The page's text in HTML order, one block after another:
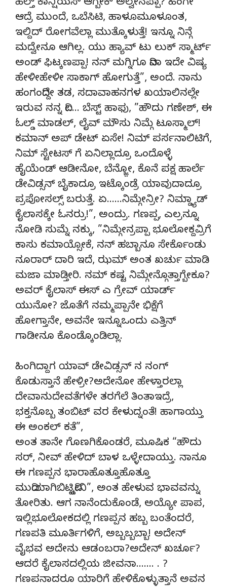
ಹೆಲ್ತ್ ಕಾನ್ಷಿಯಸ್ ಆಗ್ಬೇಕ್ ಅಲ್ವೇನಪ್ಪಾ? ಹಿಂಗೇ
ಆದ್ರೆ ಮುಂದೆ, ಒಬೆಸಿಟಿ, ಹಾಳೂಮೂಳೂಂತ,
ಇಲ್ದಿದ್ ರೋಗವೆಲ್ಲಾ ಮುತ್ಕೊಳುತ್ತೆ! ಇನ್ನೂ ನಿನ್ಗೆ
ಮದ್ವೇನೂ ಆಗಿಲ್ಲ. ಯು ಹ್ಯಾವ್ ಟು ಲುಕ್ ಸ್ಮಾರ್ಟ್
ಅಂಡ್ ಫಿಟ್ಕಣಪ್ಪಾ! ನನ್ ಮಗ್ನಿಗೂ ದಿನಾ ಇದೇ ವಿಷ್ಯ
ಹೇಳೀಹೇಳೀ ಸಾಕಾಗ್ ಹೋಗುತ್ತೆ”, ಅಂದೆ. ನಾನು
ಹಂಗಂದಿದ್ದೇ ತಡ, ಸದಾವಾಹನಗಳ ಖಯಾಲಿನಲ್ಲೇ
ಇರುವ ನನ್ನ ದೀ…. ಬೆಸ್ಟ್ ಹಾಫು, ”ಹೌದು ಗಣೇಶ್, ಈ
ಓಲ್ಡ್ ಮಾಡಲ್, ಲೈವ್ ಮೌಸು ನಿಮ್ಗೆ ಟೂಸ್ಮಾಲ್!
ಕಮಾನ್ ಅಪ್ ಡೇಟ್ ಏಸೇ! ನಿಮ್ ಪರ್ಸನಾಲಿಟಿಗೆ,
ನಿಮ್ ಸ್ಟೇಟಸ್ ಗೆ ಏನಿಲ್ಲಾದ್ರೂ ಒಂದೊಳ್ಳೆ
ಹೈಯೆಂಡ್ ಆಡೀನೋ, ಬೆನ್ಜ಼ೋ, ಕೊನೆ ಪಕ್ಷ ಹಾರ್ಲೆ
ಡೇವಿಡ್ಸನ್ ಬೈಕಾದ್ರೂ ಇಟ್ಕೊಂಡ್ರೆ ಯಾವುದಾದ್ರೂ
ಪ್ರಪೋಸಲ್ಸ್ ಬರುತ್ತೆ. ಏ……ನಿಮ್ಗೇನ್ರೀ? ನಿಮ್ಡ್ಯಾಡ್
ಕೈಲಾಸಕ್ಕೇ ಓನರ್ರು!”, ಅಂದ್ರು. ಗಣಪ್ಪ, ಎಲ್ರನ್ನೂ
ನೋಡಿ ಸುಮ್ನೆ ನಕ್ಕು, ”ನಿಮ್ಗೇನ್ರಪ್ಪಾ ಭೂಲೋಕ್ದವ್ರಿಗೆ
ಕಾಸು ಕಮಾಯ್ಸೋಕೆ, ನನ್ ಹಬ್ಬಾನೂ ಸೇರ್ಕೊಂಡು
ನೂರಾರ್ ದಾರಿ ಇದೆ, ಝಮ್ ಅಂತ ಖರ್ಚು ಮಾಡಿ
ಮಜಾ ಮಾಡ್ತೀರಿ. ನಮ್ ಕಷ್ಟ ನಿಮ್ಗೇನ್ಗೊತ್ತಾಗ್ಬೇಕೂ?
ಅವರ್ ಕೈಲಾಸ್ ಈಸ್ ಎ ಗ್ರೇವ್ ಯಾರ್ಡ್
ಯುನೋ? ಜೊತೆಗೆ ನಮ್ಮಪ್ಪಾನೇ ಭಿಕ್ಷೆಗೆ
ಹೋಗ್ತಾನೇ, ಅವನೇ ಇನ್ನೂಒಂದು ಎತ್ತಿನ್
ಗಾಡೀನೂ ಕೊಂಡ್ಕೊಂಡಿಲ್ಲಾ.
ಹಿಂಗಿದ್ದಾಗ ಯಾವ್ ಡೇವಿಡ್ಸನ್ ನ ನಂಗ್
ಕೊಡುಸ್ತಾನೆ ಹೇಳ್ರೀ?ಅದೇನೋ ಹೇಳ್ತಾರಲ್ಲಾ
ದೇವಾನುದೇವತೆಗಳೇ ತರಗೆಲೆ ತಿಂತಾಇದ್ರೆ,
ಭಕ್ತನೊಬ್ಬ ತಂಬಿಟ್ ವರ ಕೇಳುದ್ನಂತೆ! ಹಾಗಾಯ್ತು
ಈ ಅಂಕಲ್ ಕತೆ”,
ಅಂತ ತಾನೇ ಗೊಣಗಿಕೊಂಡರೆ, ಮೂಷಿಕ “ಹೌದು
ಸರ್, ನೀವ್ ಹೇಳಿದ್ ಬಾಳ ಒಳ್ಳೇದಾಯ್ತು. ನಾನೂ
ಈ ಗಣಪ್ಪನ ಭಾರಾಹೊತ್ತೂಹೊತ್ತೂ
ಮುದಿಯಾಗಿಬಿಟ್ಟಿದ್ದೀನಿ”, ಅಂತ ಹೇಳುವ ಭಾವವನ್ನು
ತೋರಿತು. ಆಗ ನಾನೆಂದುಕೊಂಡೆ, ಅಯ್ಯೋ ಪಾಪ,
ಇಲ್ಲಿಭೂಲೋಕದಲ್ಲಿ ಗಣಪ್ಪನ ಹಬ್ಬ ಬಂತೆಂದರೆ,
ಗಣಪತಿ ಮೂರ್ತಿಗಳಿಗೆ, ಅಬ್ಬಬ್ಬಬ್ಬಾ! ಅದೇನ್
ವೈಭವ ಅದೇನು ಆಡಂಬರಾ?ಅದೇನ್ ಖರ್ಚೂ?
ಆದರೆ ಕೈಲಾಸದಲ್ಲಿಯ ಜೀವನಾ……. . ?
ಗಣಪನಾದರೂ ಯಾರಿಗೆ ಹೇಳಿಕೊಳ್ಳುತ್ತಾನೆ ಅವನ